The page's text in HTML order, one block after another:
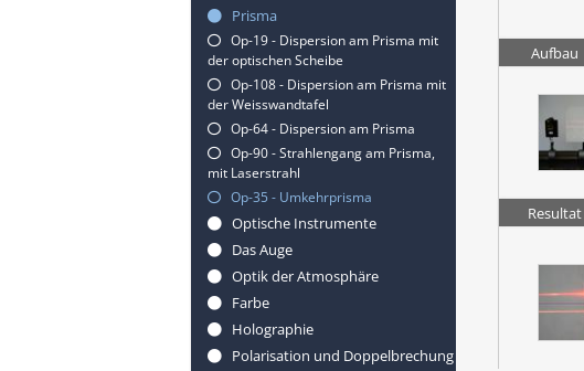
Prisma
Op-19 - Dispersion am Prisma mit
der optischen Scheibe
Op-108 - Dispersion am Prisma mit
der Weisswandtafel
Op-64 - Dispersion am Prisma
Op-90 - Strahlengang am Prisma,
mit Laserstrahl
Op-35 - Umkehrprisma
Optische Instrumente
Das Auge
Optik der Atmosphäre
Farbe
Holographie
Polarisation und Doppelbrechung
Aufbau
Resultat